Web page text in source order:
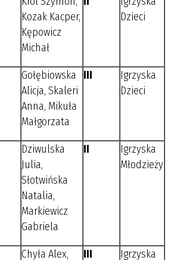
Kozak Kacper,
Kępowicz
Michał
Dzieci
Gołębiowska
Alicja, Skaleri
Anna, Mikuła
Małgorzata
III
Igrzyska
Dzieci
Dziwulska
Julia,
Słotwińska
Natalia,
Markiewicz
Gabriela
II
Igrzyska
Młodzieży
Chyła Alex,
III
Igrzyska